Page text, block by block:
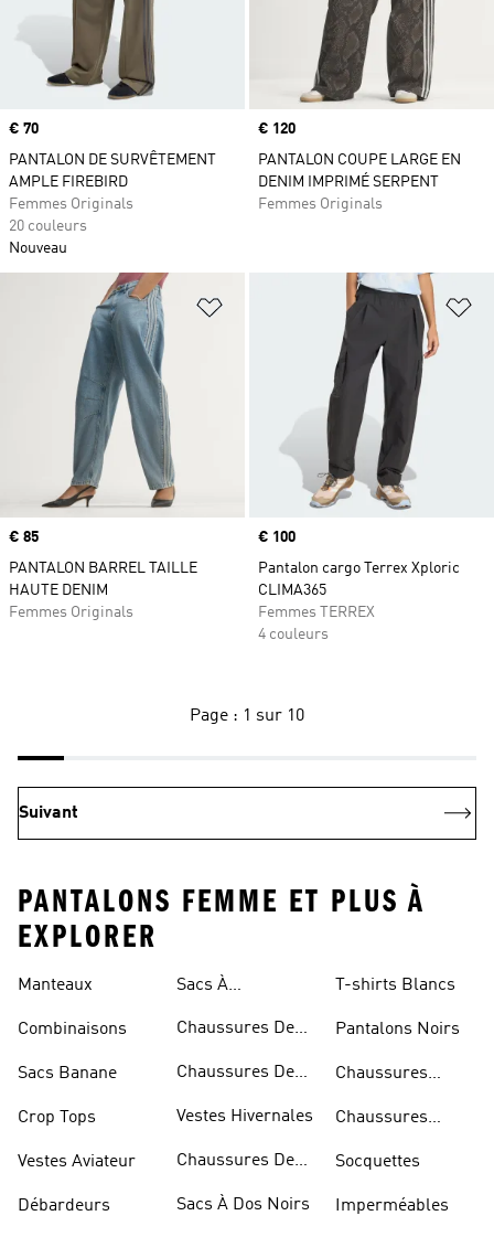
Prix
€ 70
PANTALON DE SURVÊTEMENT
AMPLE FIREBIRD
Femmes Originals
20 couleurs
Nouveau
Prix
€ 120
PANTALON COUPE LARGE EN
DENIM IMPRIMÉ SERPENT
Femmes Originals
Ajouter à la Liste de produits
Prix
€ 85
PANTALON BARREL TAILLE
HAUTE DENIM
Femmes Originals
Prix
€ 100
Pantalon cargo Terrex Xploric
CLIMA365
Femmes TERREX
4 couleurs
Page : 1 sur 10
Suivant
PANTALONS FEMME ET PLUS À
EXPLORER
Manteaux
Combinaisons
Sacs Banane
Crop Tops
Vestes Aviateur
Débardeurs
Sacs À
Chaussures De
Chaussures De
Vestes Hivernales
Chaussures De
Sacs À Dos Noirs
T-shirts Blancs
Pantalons Noirs
Chaussures
Chaussures
Socquettes
Imperméables